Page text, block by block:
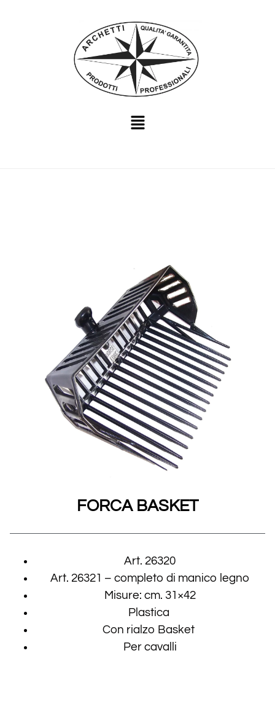
FORCA BASKET
Art. 26320
Art. 26321 – completo di manico legno
Misure: cm. 31×42
Plastica
Con rialzo Basket
Per cavalli